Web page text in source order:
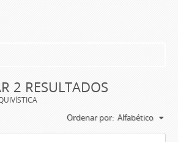
2 RESULTADOS
Ordenar por: Alfabético